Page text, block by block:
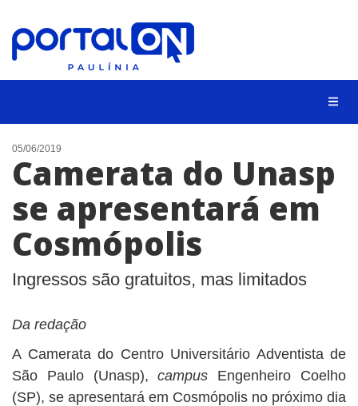
CIDADES
EVENTOS
EMPREGO
ANIVERSÁRIO DAS CIDADES
ANUNCIE
CONTATO
05/06/2019
Camerata do Unasp
se apresentará em
Cosmópolis
Ingressos são gratuitos, mas limitados
Da redação
A Camerata do Centro Universitário Adventista de
São Paulo (Unasp),campus Engenheiro Coelho
(SP), se apresentará em Cosmópolis no próximo dia